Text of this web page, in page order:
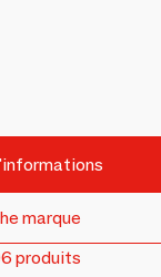
marque
produits